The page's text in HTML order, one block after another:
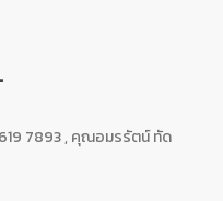
7893 , คุณอมรรัตน์ ทัด